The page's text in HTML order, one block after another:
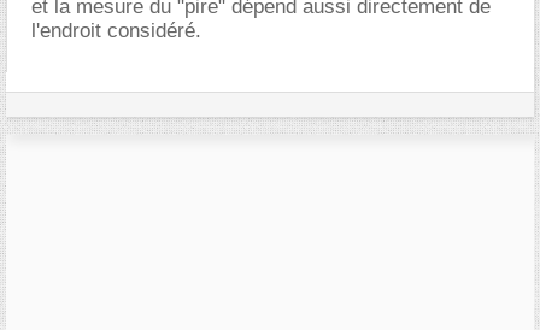
et la mesure du "pire" dépend aussi directement de
l'endroit considéré.